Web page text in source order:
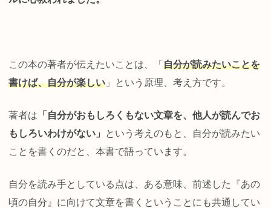
この本の著者が伝えたいことは、「 自分が読みたいことを
書けば、自分が楽しい 」という原理、考え方です。
著者は 「自分がおもしろくもない文章を、他人が読んでお
もしろいわけがない」
という考えのもと、自分が読みたい
ことを書くのだと、本書で語っています。
自分を読み手としている点は、ある意味、前述した『あの
頃の自分』に向けて文章を書くということにも共通してい